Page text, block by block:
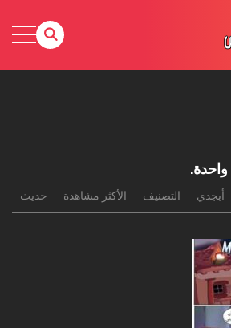
أبجدي التصنيف الأكثر مشاهدة حديث